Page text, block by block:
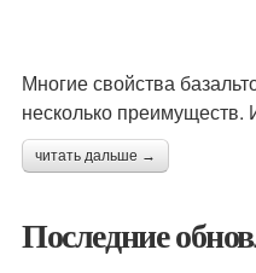
Многие свойства
несколько преимуществ.
читать дальше →
Последние